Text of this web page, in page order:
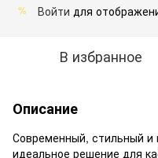
% Войти для
В избранное
Описание
Современный, стильный и
идеальное решение для